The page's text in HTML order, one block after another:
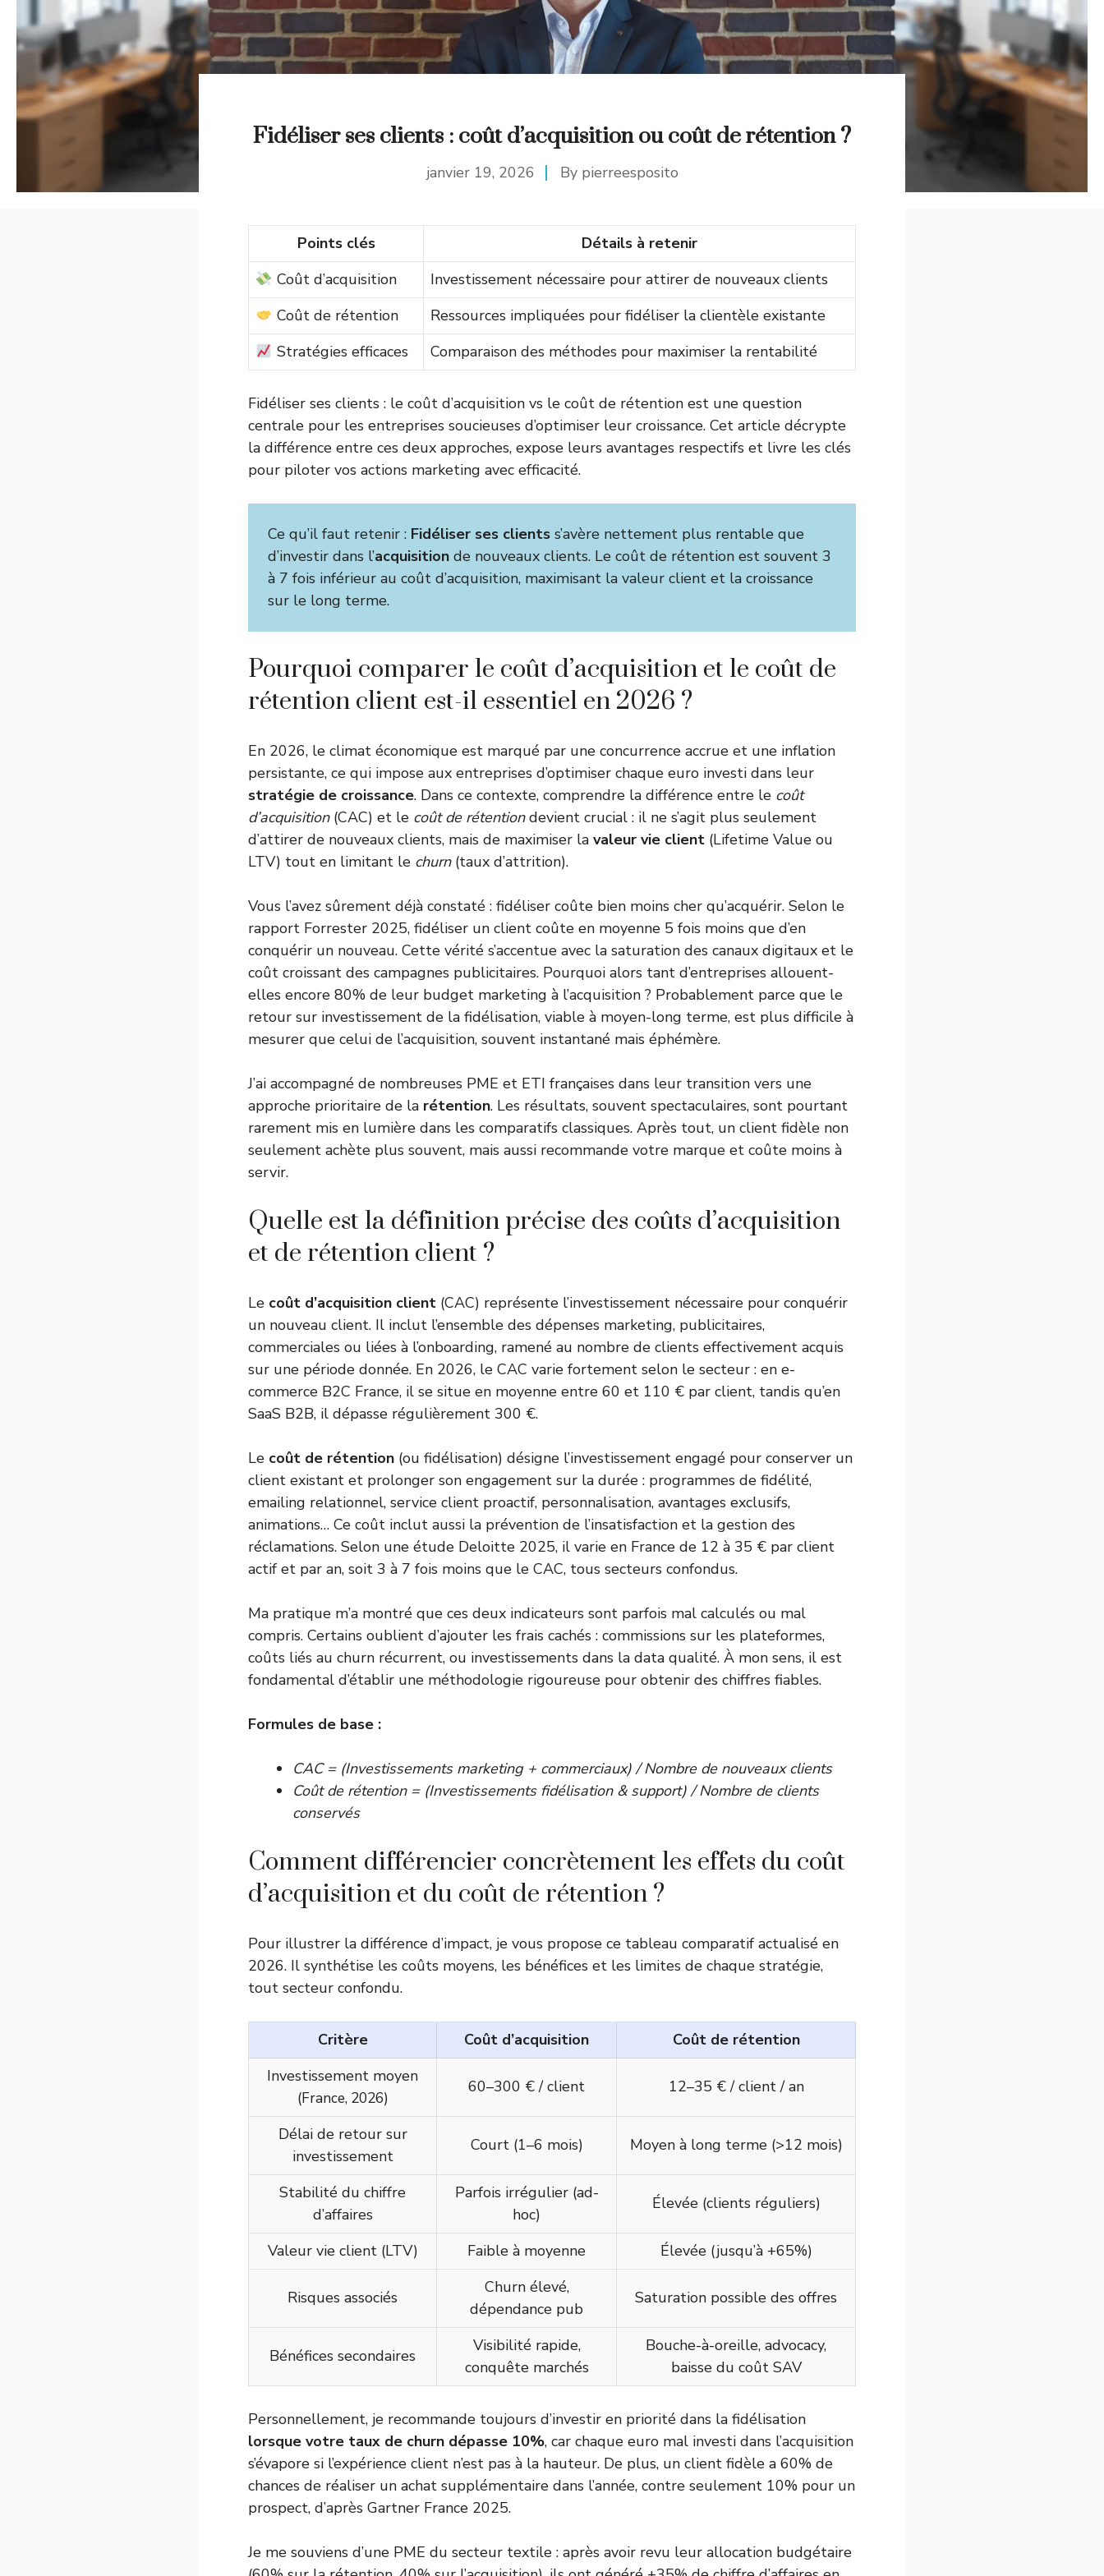
Fidéliser ses clients : coût d’acquisition ou coût de rétention ?
janvier 19, 2026 By pierreesposito
Points clés
Détails à retenir
Coût d’acquisition
Investissement nécessaire pour attirer de nouveaux clients
Coût de rétention
Ressources impliquées pour fidéliser la clientèle existante
Stratégies efficaces
Comparaison des méthodes pour maximiser la rentabilité
Fidéliser ses clients : le coût d’acquisition vs le coût de rétention est une question
centrale pour les entreprises soucieuses d’optimiser leur croissance. Cet article décrypte
la différence entre ces deux approches, expose leurs avantages respectifs et livre les clés
pour piloter vos actions marketing avec efficacité.
Ce qu’il faut retenir : Fidéliser ses clients s’avère nettement plus rentable que
d’investir dans l’acquisition de nouveaux clients. Le coût de rétention est souvent 3
à 7 fois inférieur au coût d’acquisition, maximisant la valeur client et la croissance
sur le long terme.
Pourquoi comparer le coût d’acquisition et le coût de
rétention client est-il essentiel en 2026 ?
En 2026, le climat économique est marqué par une concurrence accrue et une inflation
persistante, ce qui impose aux entreprises d’optimiser chaque euro investi dans leur
stratégie de croissance. Dans ce contexte, comprendre la différence entre le coût
d’acquisition(CAC) et le coût de rétentiondevient crucial : il ne s’agit plus seulement
d’attirer de nouveaux clients, mais de maximiser la valeur vie client (Lifetime Value ou
LTV) tout en limitant le churn(taux d’attrition).
Vous l’avez sûrement déjà constaté : fidéliser coûte bien moins cher qu’acquérir. Selon le
rapport Forrester 2025, fidéliser un client coûte en moyenne 5 fois moins que d’en
conquérir un nouveau. Cette vérité s’accentue avec la saturation des canaux digitaux et le
coût croissant des campagnes publicitaires. Pourquoi alors tant d’entreprises allouent-
elles encore 80% de leur budget marketing à l’acquisition ? Probablement parce que le
retour sur investissement de la fidélisation, viable à moyen-long terme, est plus difficile à
mesurer que celui de l’acquisition, souvent instantané mais éphémère.
J’ai accompagné de nombreuses PME et ETI françaises dans leur transition vers une
approche prioritaire de la rétention. Les résultats, souvent spectaculaires, sont pourtant
rarement mis en lumière dans les comparatifs classiques. Après tout, un client fidèle non
seulement achète plus souvent, mais aussi recommande votre marque et coûte moins à
servir.
Quelle est la définition précise des coûts d’acquisition
et de rétention client ?
Le coût d’acquisition client (CAC) représente l’investissement nécessaire pour conquérir
un nouveau client. Il inclut l’ensemble des dépenses marketing, publicitaires,
commerciales ou liées à l’onboarding, ramené au nombre de clients effectivement acquis
sur une période donnée. En 2026, le CAC varie fortement selon le secteur : en e-
commerce B2C France, il se situe en moyenne entre 60 et 110 € par client, tandis qu’en
SaaS B2B, il dépasse régulièrement 300 €.
Le coût de rétention (ou fidélisation) désigne l’investissement engagé pour conserver un
client existant et prolonger son engagement sur la durée : programmes de fidélité,
emailing relationnel, service client proactif, personnalisation, avantages exclusifs,
animations… Ce coût inclut aussi la prévention de l’insatisfaction et la gestion des
réclamations. Selon une étude Deloitte 2025, il varie en France de 12 à 35 € par client
actif et par an, soit 3 à 7 fois moins que le CAC, tous secteurs confondus.
Ma pratique m’a montré que ces deux indicateurs sont parfois mal calculés ou mal
compris. Certains oublient d’ajouter les frais cachés : commissions sur les plateformes,
coûts liés au churn récurrent, ou investissements dans la data qualité. À mon sens, il est
fondamental d’établir une méthodologie rigoureuse pour obtenir des chiffres fiables.
Formules de base :
CAC = (Investissements marketing + commerciaux) / Nombre de nouveaux clients
Coût de rétention = (Investissements fidélisation & support) / Nombre de clients
conservés
Comment différencier concrètement les effets du coût
d’acquisition et du coût de rétention ?
Pour illustrer la différence d’impact, je vous propose ce tableau comparatif actualisé en
2026. Il synthétise les coûts moyens, les bénéfices et les limites de chaque stratégie,
tout secteur confondu.
Critère Coût d’acquisition
Coût de rétention
Investissement moyen
(France, 2026)
60–300 € / client 12–35 € / client / an
Délai de retour sur
investissement
Court (1–6 mois) Moyen à long terme (>12 mois)
Stabilité du chiffre
d’affaires
Parfois irrégulier (ad-
hoc)
Élevée (clients réguliers)
Valeur vie client (LTV) Faible à moyenne Élevée (jusqu’à +65%)
Risques associés
Churn élevé,
dépendance pub
Saturation possible des offres
Bénéfices secondaires
Visibilité rapide,
conquête marchés
Bouche-à-oreille, advocacy,
baisse du coût SAV
Personnellement, je recommande toujours d’investir en priorité dans la fidélisation
lorsque votre taux de churn dépasse 10%, car chaque euro mal investi dans l’acquisition
s’évapore si l’expérience client n’est pas à la hauteur. De plus, un client fidèle a 60% de
chances de réaliser un achat supplémentaire dans l’année, contre seulement 10% pour un
prospect, d’après Gartner France 2025.
Je me souviens d’une PME du secteur textile : après avoir revu leur allocation budgétaire